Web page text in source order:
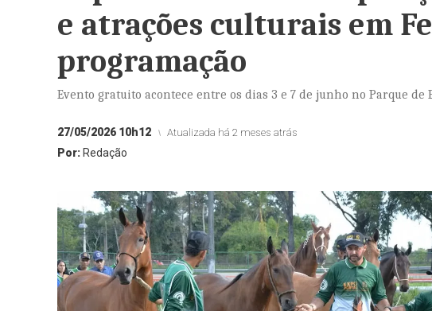
e atrações culturais em
programação
Evento gratuito acontece entre os dias 3 e 7 de junho no Parque de
27/05/2026 10h12 Atualizada há 2 meses atrás
Por: Redação